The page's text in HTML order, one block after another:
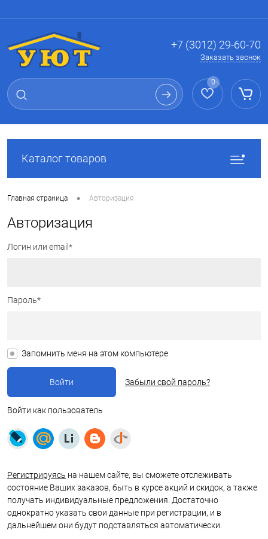
+7 (3012) 29-60-70
Заказать звонок
0
Каталог товаров
Главная страница • Авторизация
Авторизация
Логин или email*
Пароль*
Запомнить меня на этом компьютере
Забыли свой пароль?
Войти как пользователь
Регистрируясь на нашем сайте, вы сможете отслеживать
состояние Ваших заказов, быть в курсе акций и скидок, а также
получать индивидуальные предложения. Достаточно
однократно указать свои данные при регистрации, и в
дальнейшем они будут подставляться автоматически.